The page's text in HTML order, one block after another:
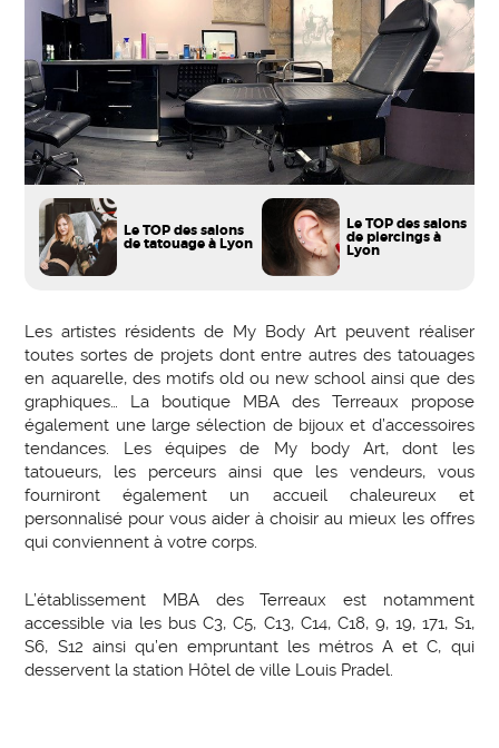
Le TOP des salons
de tatouage à Lyon
Le TOP des salons
de piercings à
Lyon
Les artistes résidents de My Body Art peuvent réaliser
toutes sortes de projets dont entre autres des tatouages
en aquarelle, des motifs old ou new school ainsi que des
graphiques… La boutique MBA des Terreaux propose
également une large sélection de bijoux et d’accessoires
tendances. Les équipes de My body Art, dont les
tatoueurs, les perceurs ainsi que les vendeurs, vous
fourniront également un accueil chaleureux et
personnalisé pour vous aider à choisir au mieux les offres
qui conviennent à votre corps.
L’établissement MBA des Terreaux est notamment
accessible via les bus C3, C5, C13, C14, C18, 9, 19, 171, S1,
S6, S12 ainsi qu’en empruntant les métros A et C, qui
desservent la station Hôtel de ville Louis Pradel.